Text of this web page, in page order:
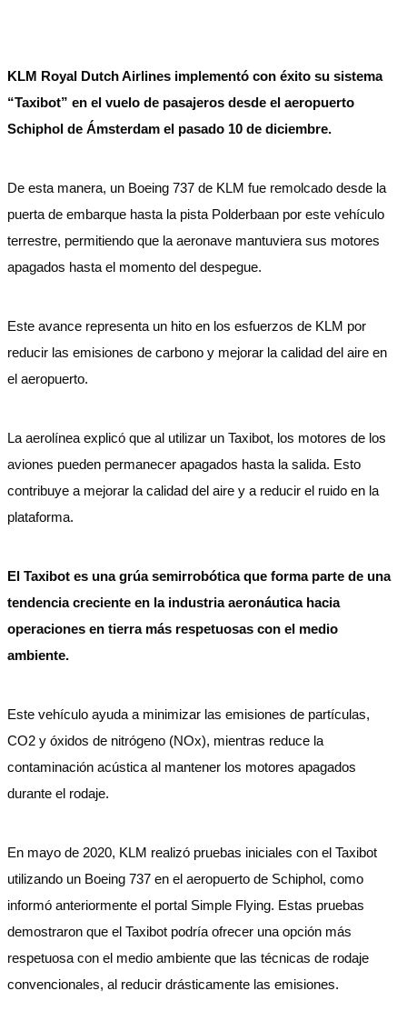
KLM Royal Dutch Airlines implementó con éxito su sistema
“Taxibot” en el vuelo de pasajeros desde el aeropuerto
Schiphol de Ámsterdam el pasado 10 de diciembre.
De esta manera, un Boeing 737 de KLM fue remolcado desde la
puerta de embarque hasta la pista Polderbaan por este vehículo
terrestre, permitiendo que la aeronave mantuviera sus motores
apagados hasta el momento del despegue.
Este avance representa un hito en los esfuerzos de KLM por
reducir las emisiones de carbono y mejorar la calidad del aire en
el aeropuerto.
La aerolínea explicó que al utilizar un Taxibot, los motores de los
aviones pueden permanecer apagados hasta la salida. Esto
contribuye a mejorar la calidad del aire y a reducir el ruido en la
plataforma.
El Taxibot es una grúa semirrobótica que forma parte de una
tendencia creciente en la industria aeronáutica hacia
operaciones en tierra más respetuosas con el medio
ambiente.
Este vehículo ayuda a minimizar las emisiones de partículas,
CO2 y óxidos de nitrógeno (NOx), mientras reduce la
contaminación acústica al mantener los motores apagados
durante el rodaje.
En mayo de 2020, KLM realizó pruebas iniciales con el Taxibot
utilizando un Boeing 737 en el aeropuerto de Schiphol, como
informó anteriormente el portal Simple Flying. Estas pruebas
demostraron que el Taxibot podría ofrecer una opción más
respetuosa con el medio ambiente que las técnicas de rodaje
convencionales, al reducir drásticamente las emisiones.